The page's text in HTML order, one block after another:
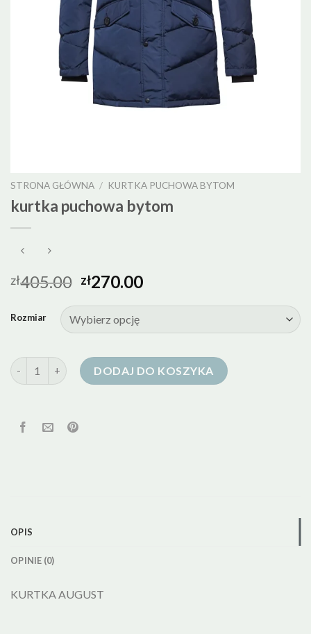
STRONA GŁÓWNA / KURTKA PUCHOWA BYTOM
kurtka puchowa bytom
zł405.00 zł270.00
Rozmiar
ilość kurtka puchowa bytomDODAJ DO KOSZYKA
OPIS
OPINIE (0)
KURTKA AUGUST